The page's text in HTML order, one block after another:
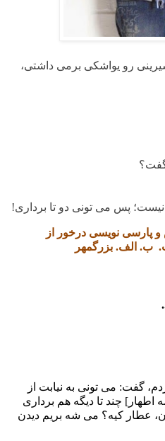
رو یواشکی برمی داشتی،
ﭘﺲ می تونی ﺩﻭ ﺗﺎ ﺑﺮﺩﺍﺭﯼ!
و پارسی نویسی درخور از
ب. الف. بزرگمهر
گفت: می تونی به نیابت از
اطهار] چند تا دیگه هم برداری
عطار کیه؟ می شه بریم دیدن